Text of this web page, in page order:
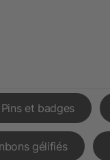
Pins et badges
gélifiés